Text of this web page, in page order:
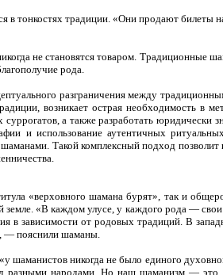
тонкостях традиции. «Они продают билеты
не становятся товаром. Традиционные
рода.
разграничения между
возникает острая необходимость в
а также разработать юридически
и использование аутентичных
Такой комплексный подход
«верховного шамана бурят», так и
«В каждом улусе, у каждого рода —
зависимости от родовых традиций. В
— пояснили шаманы.
шаманистов никогда не было единого
разными народами. Но наш шаманизм — это